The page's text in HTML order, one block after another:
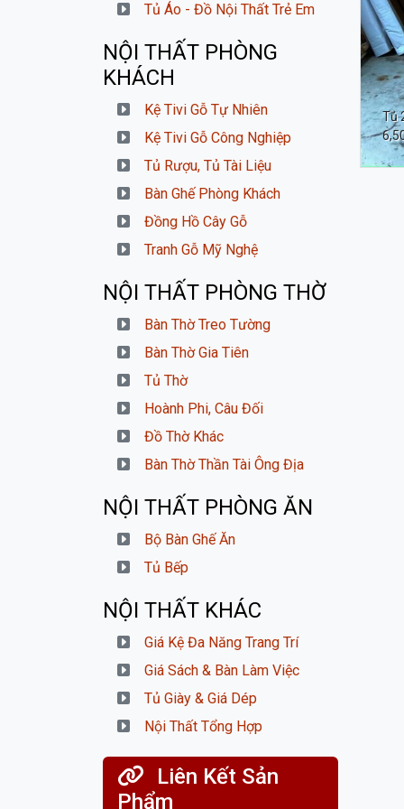
Tủ Áo - Đồ Nội Thất Trẻ Em
NỘI THẤT PHÒNG
KHÁCH
Kệ Tivi Gỗ Tự Nhiên
Kệ Tivi Gỗ Công Nghiệp
Tủ Rượu, Tủ Tài Liệu
Bàn Ghế Phòng Khách
Đồng Hồ Cây Gỗ
Tranh Gỗ Mỹ Nghệ
NỘI THẤT PHÒNG THỜ
Bàn Thờ Treo Tường
Bàn Thờ Gia Tiên
Tủ Thờ
Hoành Phi, Câu Đối
Đồ Thờ Khác
Bàn Thờ Thần Tài Ông Địa
NỘI THẤT PHÒNG ĂN
Bộ Bàn Ghế Ăn
Tủ Bếp
NỘI THẤT KHÁC
Giá Kệ Đa Năng Trang Trí
Giá Sách & Bàn Làm Việc
Tủ Giày & Giá Dép
Nội Thất Tổng Hợp
Liên Kết Sản
Phẩm
Tủ